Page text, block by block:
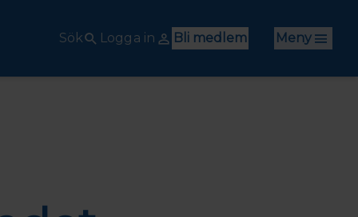
Sök
Logga in Bli medlem Meny